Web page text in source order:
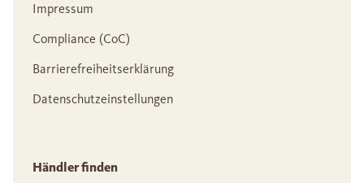
Impressum
Compliance (CoC)
Barrierefreiheitserklärung
Datenschutzeinstellungen
Händler finden